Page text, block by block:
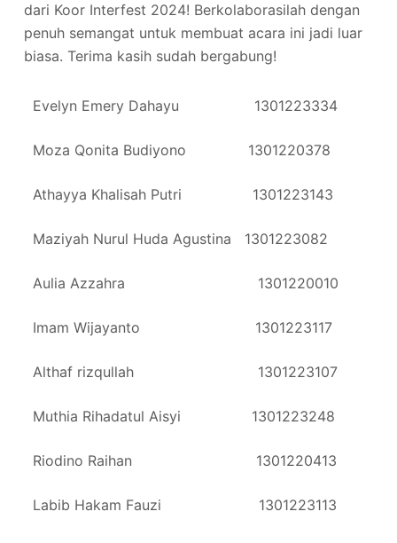
dari Koor Interfest 2024! Berkolaborasilah dengan
penuh semangat untuk membuat acara ini jadi luar
biasa. Terima kasih sudah bergabung!
Evelyn Emery Dahayu 1301223334
Moza Qonita Budiyono 1301220378
Athayya Khalisah Putri 1301223143
Maziyah Nurul Huda Agustina 1301223082
Aulia Azzahra 1301220010
Imam Wijayanto 1301223117
Althaf rizqullah 1301223107
Muthia Rihadatul Aisyi 1301223248
Riodino Raihan 1301220413
Labib Hakam Fauzi 1301223113